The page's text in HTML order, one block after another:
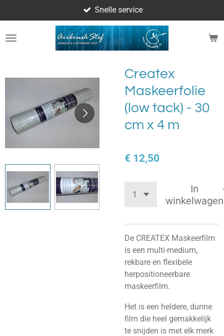
direct
naar
Snelle service
Createx
Maskeerfolie
(low tack) - 30
cm x 4 m
€ 12,50
In
winkelwagen
De CREATEX Maskeerfilm
is een multi-medium,
rekbare en flexibele
herpositioneerbare
maskeerfilm.
Het is een heldere, dunne
film die heel gemakkelijk
te snijden is met elk merk